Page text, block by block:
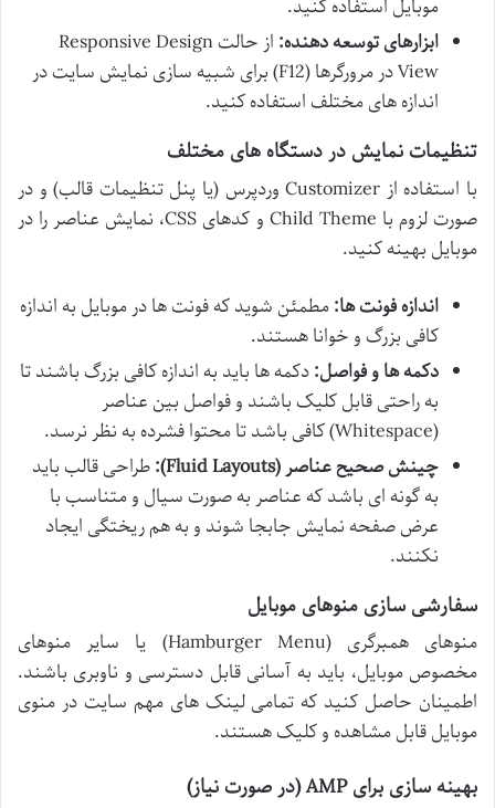
موبایل استفاده کنید.
ابزارهای توسعه دهنده:
از حالت Responsive Design
View در مرورگرها (F12) برای شبیه سازی نمایش سایت در
اندازه های مختلف استفاده کنید.
تنظیمات نمایش در دستگاه های مختلف
با استفاده از Customizer وردپرس (یا پنل تنظیمات قالب) و در
صورت لزوم با Child Theme و کدهای CSS، نمایش عناصر را در
موبایل بهینه کنید.
اندازه فونت ها:مطمئن شوید که فونت ها در موبایل به اندازه
کافی بزرگ و خوانا هستند.
دکمه ها و فواصل:دکمه ها باید به اندازه کافی بزرگ باشند تا
به راحتی قابل کلیک باشند و فواصل بین عناصر
(Whitespace) کافی باشد تا محتوا فشرده به نظر نرسد.
چینش صحیح عناصر (Fluid Layouts):
طراحی قالب باید
به گونه ای باشد که عناصر به صورت سیال و متناسب با
عرض صفحه نمایش جابجا شوند و به هم ریختگی ایجاد
نکنند.
سفارشی سازی منوهای موبایل
منوهای همبرگری (Hamburger Menu) یا سایر منوهای
مخصوص موبایل، باید به آسانی قابل دسترسی و ناوبری باشند.
اطمینان حاصل کنید که تمامی لینک های مهم سایت در منوی
موبایل قابل مشاهده و کلیک هستند.
بهینه سازی برای AMP (در صورت نیاز)